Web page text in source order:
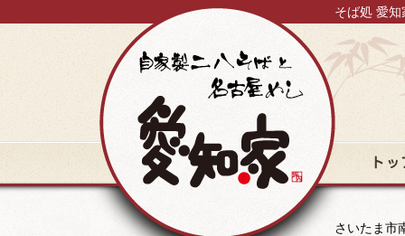
そば処 愛
さいたま市